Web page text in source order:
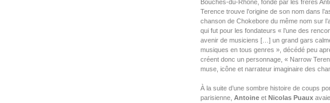
Bouches-du-Rhône, fondé par les frères
Terence trouve l’origine de son nom dans
chanson de Chokebore du même nom sur
qui fut pour les fondateurs « l’une des
avenir de musiciens […] un grand gars
musiques en tous genres » , décédé peu
créent donc un personnage, « Narrow
muse, icône et narrateur imaginaire des
À la suite d’une sombre histoire de coups
parisienne, Antoine et Nicolas Puaux